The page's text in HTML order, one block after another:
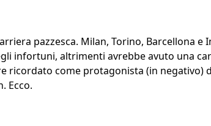
pazzesca. Milan, Torino, Barcellona
infortuni, altrimenti avrebbe avuto una
ricordato come protagonista (in negativo)
Ecco.